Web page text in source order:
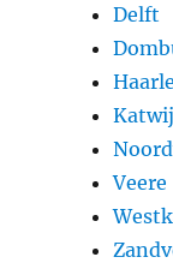
Delft
Veere